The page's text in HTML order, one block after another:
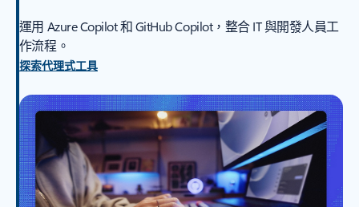
運用 Azure Copilot 和 GitHub Copilot，整合 IT 與開發人員工
作流程。
探索代理式工具